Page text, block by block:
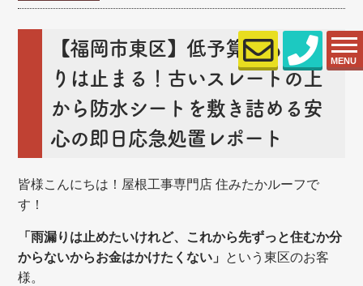
MENU
【福岡市東区】低予算でも雨漏
りは止まる！古いスレートの上
から防水シートを敷き詰める安
心の即日応急処置レポート
皆様こんにちは！ 屋根工事専門店 住みたかルーフで
す！
「雨漏りは止めたいけれど、これから先ずっと住むか分
からないからお金はかけたくない」 という東区のお客
様。